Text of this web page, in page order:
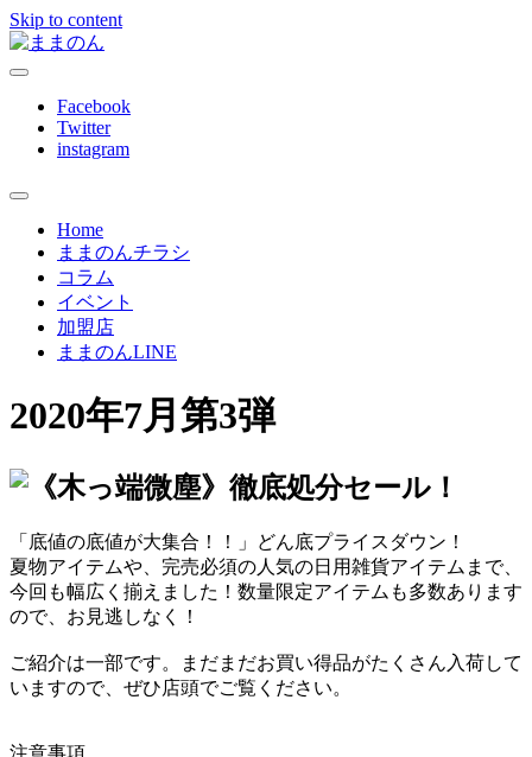
Skip to content
ままのん
ままのんは、忙しいあなたを応援します
Facebook
Twitter
instagram
Home
ままのんチラシ
コラム
イベント
加盟店
ままのんLINE
2020年7月第3弾
「底値の底値が大集合！！」どん底プライスダウン！
夏物アイテムや、完売必須の人気の日用雑貨アイテムまで、
今回も幅広く揃えました！数量限定アイテムも多数あります
ので、お見逃しなく！
ご紹介は一部です。まだまだお買い得品がたくさん入荷して
いますので、ぜひ店頭でご覧ください。
注意事項